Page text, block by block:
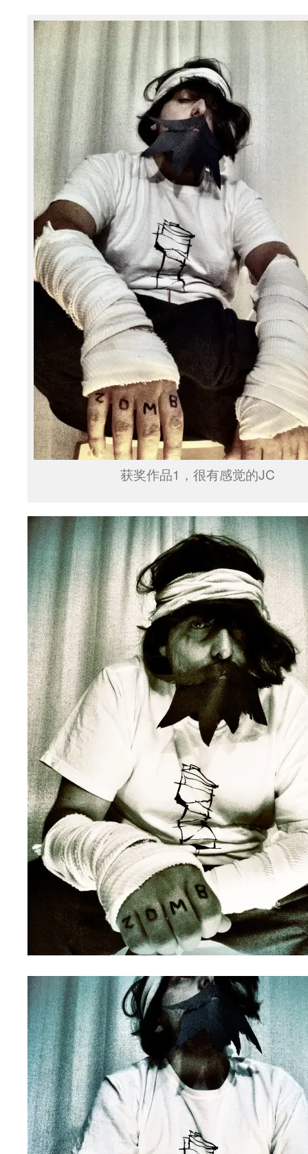
获奖作品1，很有感觉的JC